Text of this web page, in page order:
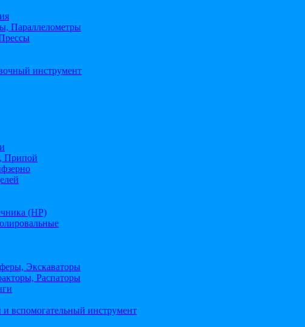
Параллелометры
инструмент
Припой
(НР)
Экскаваторы
Распаторы
вспомогательный инструмент